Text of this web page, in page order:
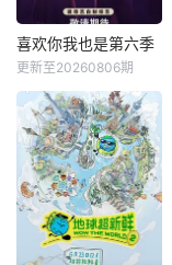
喜欢你我也是第六季
更新至20260806期